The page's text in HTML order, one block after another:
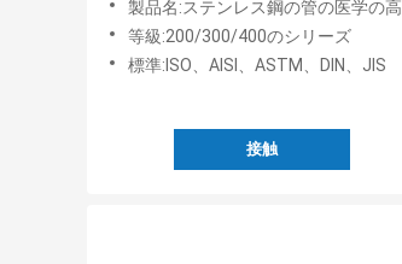
製品名:ステンレス鋼の管の医学の高精度
等級:200/300/400のシリーズ
標準:ISO、AISI、ASTM、DIN、JIS
接触